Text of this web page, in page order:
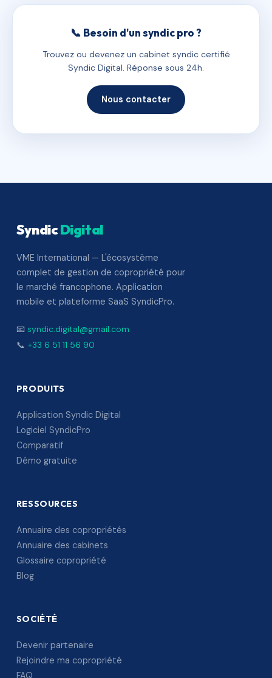
📞 Besoin d'un syndic pro ?
Trouvez ou devenez un cabinet syndic certifié
Syndic Digital. Réponse sous 24h.
Nous contacter
SyndicDigital
VME International — L'écosystème
complet de gestion de copropriété pour
le marché francophone. Application
mobile et plateforme SaaS SyndicPro.
📧 syndic.digital@gmail.com
📞 +33 6 51 11 56 90
PRODUITS
Application Syndic Digital
Logiciel SyndicPro
Comparatif
Démo gratuite
RESSOURCES
Annuaire des copropriétés
Annuaire des cabinets
Glossaire copropriété
Blog
SOCIÉTÉ
Devenir partenaire
Rejoindre ma copropriété
FAQ